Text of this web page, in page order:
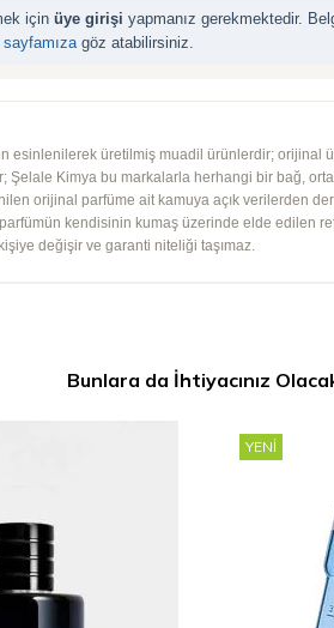
için üye girişi yapmanız gerekmektedir.
göz atabilirsiniz.
esinlenilerek üretilmiş muadil ürünlerdir; orijinal
Kimya bu markalarla herhangi bir bağ,
orijinal parfüme ait kamuya açık verilerden
kendisinin kumaş üzerinde elde edilen
değişir ve garanti niteliği taşımaz.
Bunlara da İhtiyacınız
YENI